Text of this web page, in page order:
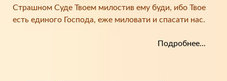
Страшном Суде Твоем милостив ему буди, ибо Твое
есть единого Господа, еже миловати и спасати нас.
Подробнее...